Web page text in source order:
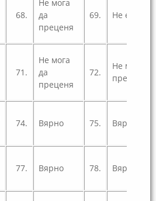
68.
Не мога
да
преценя
69. Не е вярно
71.
Не мога
да
преценя
72.
Не мога да
преценя
74. Вярно 75. Вярно
77. Вярно 78. Вярно